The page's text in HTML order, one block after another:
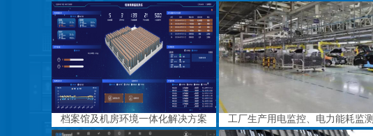
档案馆及机房环境一体化解决方案 工厂生产用电监控、电力能耗监测